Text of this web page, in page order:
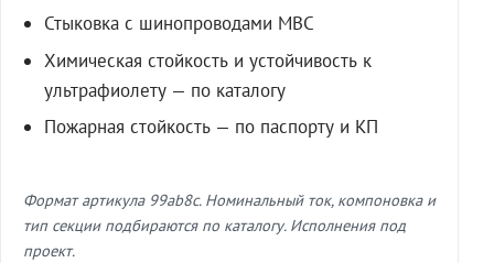
Стыковка с шинопроводами МВС
Химическая стойкость и устойчивость к
ультрафиолету — по каталогу
Пожарная стойкость — по паспорту и КП
Формат артикула 99ab8c. Номинальный ток, компоновка и
тип секции подбираются по каталогу. Исполнения под
проект.